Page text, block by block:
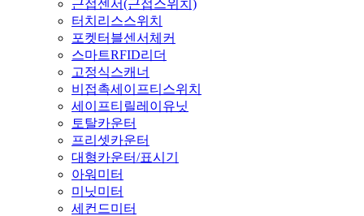
근접센서(근접스위치)
터치리스스위치
포켓터블센서체커
스마트RFID리더
고정식스캐너
비접촉세이프티스위치
세이프티릴레이유닛
토탈카운터
프리셋카운터
대형카운터/표시기
아워미터
미닛미터
세컨드미터